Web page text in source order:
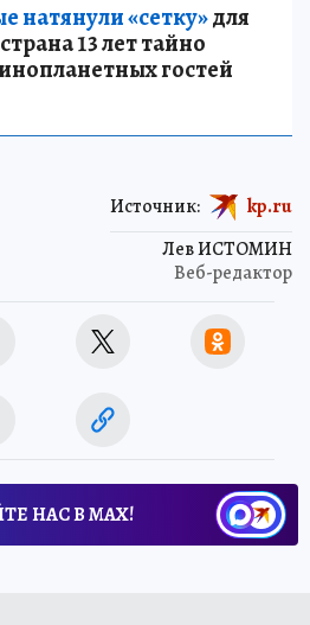
натянули «сетку»для
13 лет тайно
гостей
Лев ИСТОМИН
Веб-редактор
Источник: kp.ru
НАС В МАХ!